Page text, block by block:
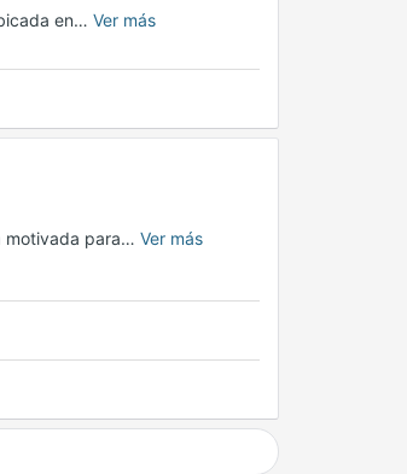
en… Ver más
motivada para… Ver más